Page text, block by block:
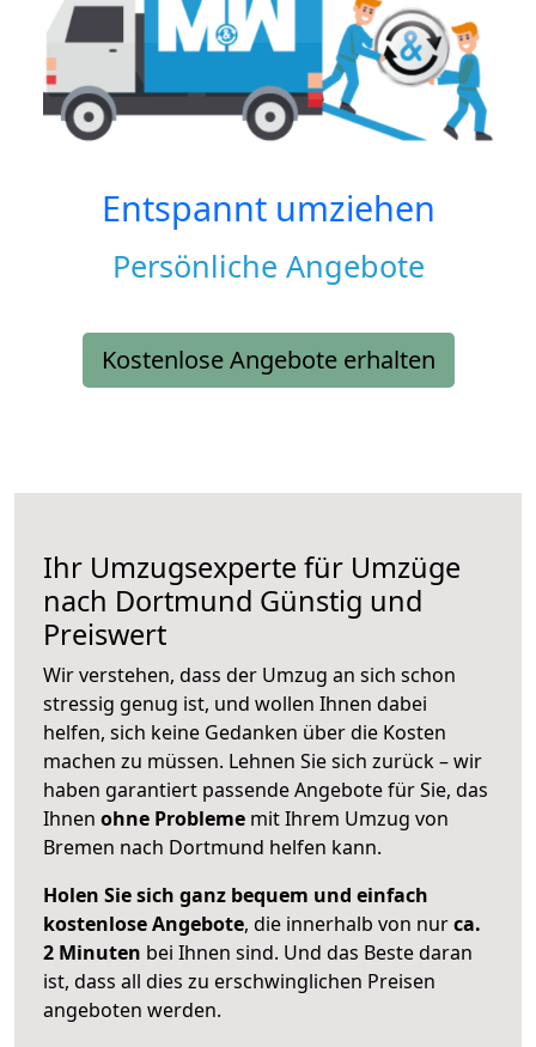
Entspannt umziehen
Persönliche Angebote
Kostenlose Angebote erhalten
Ihr Umzugsexperte für Umzüge
nach Dortmund Günstig und
Preiswert
Wir verstehen, dass der Umzug an sich schon
stressig genug ist, und wollen Ihnen dabei
helfen, sich keine Gedanken über die Kosten
machen zu müssen. Lehnen Sie sich zurück – wir
haben garantiert passende Angebote für Sie, das
Ihnen ohne Probleme mit Ihrem Umzug von
Bremen nach Dortmund helfen kann.
Holen Sie sich ganz bequem und einfach
kostenlose Angebote, die innerhalb von nurca.
2 Minuten bei Ihnen sind. Und das Beste daran
ist, dass all dies zu erschwinglichen Preisen
angeboten werden.